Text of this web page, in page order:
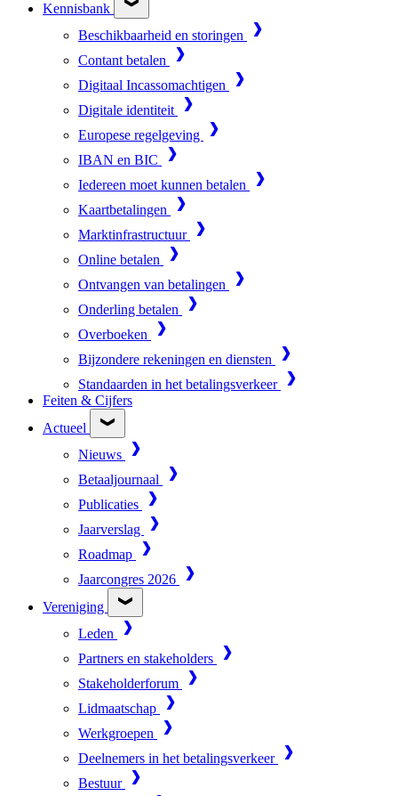
Kennisbank
Beschikbaarheid en storingen
Contant betalen
Digitaal Incassomachtigen
Digitale identiteit
Europese regelgeving
IBAN en BIC
Iedereen moet kunnen betalen
Kaartbetalingen
Marktinfrastructuur
Online betalen
Ontvangen van betalingen
Onderling betalen
Overboeken
Bijzondere rekeningen en diensten
Standaarden in het betalingsverkeer
Feiten & Cijfers
Actueel
Nieuws
Betaaljournaal
Publicaties
Jaarverslag
Roadmap
Jaarcongres 2026
Vereniging
Leden
Partners en stakeholders
Stakeholderforum
Lidmaatschap
Werkgroepen
Deelnemers in het betalingsverkeer
Bestuur